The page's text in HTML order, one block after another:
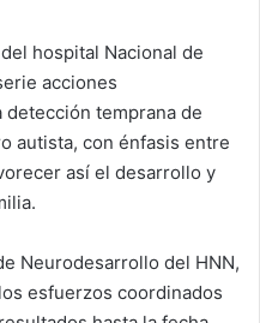
hospital Nacional de
acciones
temprana de
autista, con énfasis entre
así el desarrollo y
Neurodesarrollo del HNN,
esfuerzos coordinados